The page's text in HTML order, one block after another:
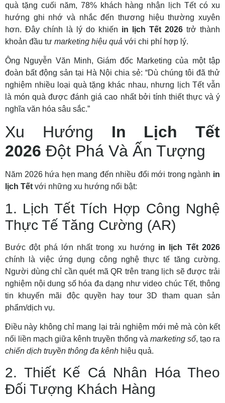
quà tặng cuối năm, 78% khách hàng nhận lịch Tết có xu
hướng ghi nhớ và nhắc đến thương hiệu thường xuyên
hơn. Đây chính là lý do khiến in lịch Tết 2026 trở thành
khoản đầu tư marketing hiệu quả với chi phí hợp lý.
Ông Nguyễn Văn Minh, Giám đốc Marketing của một tập
đoàn bất động sản tại Hà Nội chia sẻ: “Dù chúng tôi đã thử
nghiệm nhiều loại quà tặng khác nhau, nhưng lịch Tết vẫn
là món quà được đánh giá cao nhất bởi tính thiết thực và ý
nghĩa văn hóa sâu sắc.”
Xu Hướng In Lịch Tết
2026 Đột Phá Và Ấn Tượng
Năm 2026 hứa hẹn mang đến nhiều đổi mới trong ngành in
lịch Tết với những xu hướng nổi bật:
1. Lịch Tết Tích Hợp Công Nghệ
Thực Tế Tăng Cường (AR)
Bước đột phá lớn nhất trong xu hướng in lịch Tết 2026
chính là việc ứng dụng công nghệ thực tế tăng cường.
Người dùng chỉ cần quét mã QR trên trang lịch sẽ được trải
nghiệm nội dung số hóa đa dạng như video chúc Tết, thông
tin khuyến mãi độc quyền hay tour 3D tham quan sản
phẩm/dịch vụ.
Điều này không chỉ mang lại trải nghiệm mới mẻ mà còn kết
nối liền mạch giữa kênh truyền thống và marketing số, tạo ra
chiến dịch truyền thông đa kênh hiệu quả.
2. Thiết Kế Cá Nhân Hóa Theo
Đối Tượng Khách Hàng